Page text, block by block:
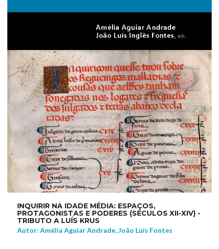
INQUIRIR NA IDADE MÉDIA: ESPAÇOS,
PROTAGONISTAS E PODERES (SÉCULOS XII-XIV) -
TRIBUTO A LUÍS KRUS
Autor: Amélia Aguiar Andrade, João Luís Fontes